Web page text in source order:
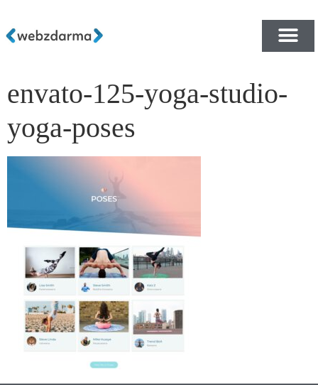
envato-125-yoga-studio-
yoga-poses